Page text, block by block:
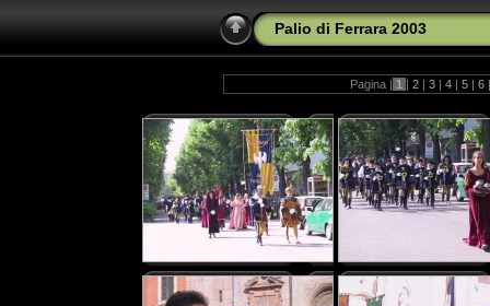
Palio di Ferrara 2003
Pagina | 1 | 2 | 3 | 4 | 5 | 6 |